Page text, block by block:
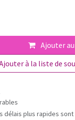
Ajouter
à la liste de
délais plus rapides